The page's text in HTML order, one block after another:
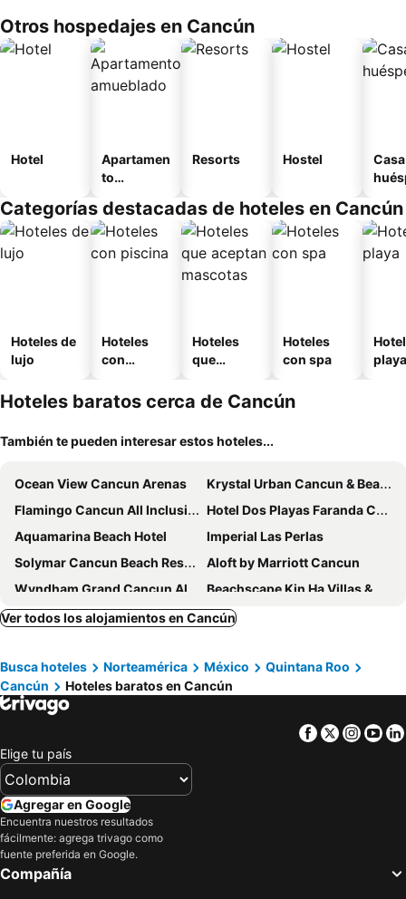
Otros hospedajes en Cancún
Hotel
Apartamen
to
o
Resorts Hostel
Categorías destacadas de hoteles en Cancún
Hoteles de
lujo
Hoteles
con
Hoteles
que
mascotas
Hoteles
con spa
playa
Hoteles baratos cerca de Cancún
También te pueden interesar estos hoteles...
Ocean View Cancun Arenas
Krystal Urban Cancun & Beach Club
Flamingo Cancun All Inclusive
Hotel Dos Playas Faranda Cancún
Aquamarina Beach Hotel
Imperial Las Perlas
Solymar Cancun Beach Resort
Aloft by Marriott Cancun
Wyndham Grand Cancun All Inclusive Resort & Villas
Beachscape Kin Ha Villas & Suites
Ocean Dream Cancun
City Express by Marriott Cancun
Royal Select at Grand Park Royal Cancún - All Inclusive - Adults Only
Hotel Imperial Laguna Faranda Cancún
Hilton Cancun Mar Caribe All-Inclusive Resort
Canopy by Hilton Cancun La Isla
Residence Inn by Marriott Cancun Hotel Zone
The Westin Cancun Resort Villas & Spa
Hotel Calypso Cancun
ibis Cancun Centro
Avani Cancun Airport
Sotavento Hotel & Yacht Club
Fairfield Inn & Suites by Marriott Cancun Airport
Excellence Playa Mujeres
Ver todos los alojamientos en Cancún
Busca hoteles Norteamérica México
Quintana Roo
Cancún
Hoteles baratos en Cancún
Facebook
Twitter
Elige tu país
Agregar en Google
Encuentra nuestros resultados
fácilmente: agrega trivago como
fuente preferida en Google.
Compañía